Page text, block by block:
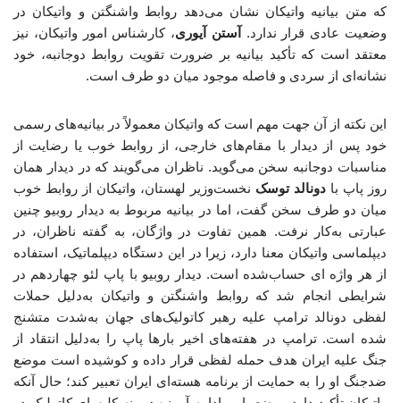
که متن بیانیه واتیکان نشان می‌دهد روابط واشنگتن و واتیکان در
وضعیت عادی قرار ندارد.
آستن آیوری، کارشناس امور واتیکان، نیز
معتقد است که تأکید بیانیه بر ضرورت تقویت روابط دوجانبه، خود
نشانه‌ای از سردی و فاصله موجود میان دو طرف است.
این نکته از آن جهت مهم است که واتیکان معمولاً در بیانیه‌های رسمی
خود پس از دیدار با مقام‌های خارجی، از روابط خوب یا رضایت از
مناسبات دوجانبه سخن می‌گوید. ناظران می‌گویند که در دیدار همان
روز پاپ با دونالد توسک نخست‌وزیر لهستان، واتیکان از روابط خوب
میان دو طرف سخن گفت، اما در بیانیه مربوط به دیدار روبیو چنین
عبارتی به‌کار نرفت. همین تفاوت در واژگان، به گفته ناظران، در
دیپلماسی واتیکان معنا دارد، زیرا در این دستگاه دیپلماتیک، استفاده
از هر واژه ای حساب‌شده است. دیدار روبیو با پاپ لئو چهاردهم در
شرایطی انجام شد که روابط واشنگتن و واتیکان به‌دلیل حملات
لفظی دونالد ترامپ علیه رهبر کاتولیک‌های جهان به‌شدت متشنج
شده است. ترامپ در هفته‌های اخیر بارها پاپ را به‌دلیل انتقاد از
جنگ علیه ایران هدف حمله لفظی قرار داده و کوشیده است موضع
ضدجنگ او را به حمایت از برنامه هسته‌ای ایران تعبیر کند؛ حال آنکه